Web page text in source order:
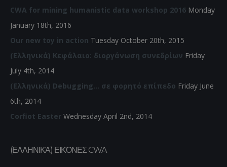
CWA for mining humanistic data workshop 2016 Monday
January 18th, 2016
Our new toy in action Tuesday October 20th, 2015
(Ελληνικά) Κεφάλαιο: διοργάνωση συνεδρίων Friday
July 4th, 2014
(Ελληνικά) Debugging… σε φορητό επίπεδο Friday June
6th, 2014
Corfiot Easter Wednesday April 2nd, 2014
(ΕΛΛΗΝΙΚΆ) ΕΙΚΌΝΕΣ CWA